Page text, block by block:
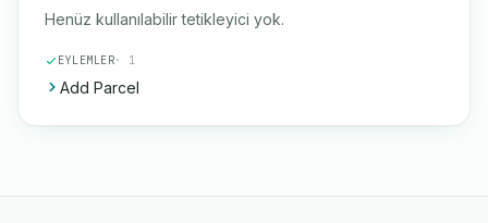
Henüz kullanılabilir tetikleyici yok.
EYLEMLER· 1
Add Parcel